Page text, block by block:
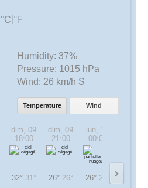
°C °F
Humidity: 37%
Pressure: 1015 hPa
Wind: 26 km/h S
Temperature Wind
dim, 09
18:00
32° 31°
dim, 09
21:00
26° 26°
lun, 10
00:00
26° 26°